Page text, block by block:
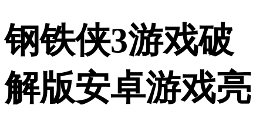
钢铁侠3游戏破
解版安卓游戏亮